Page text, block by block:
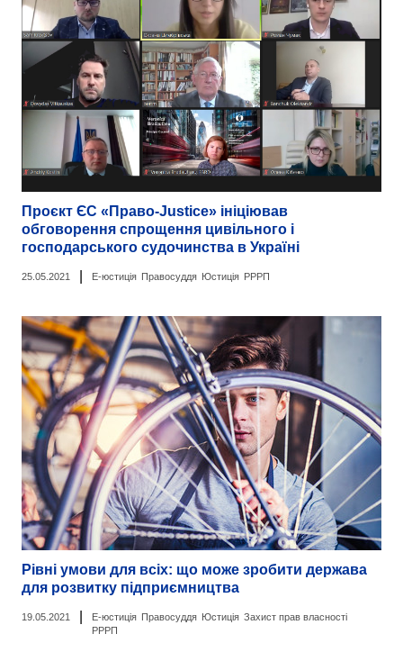
Проєкт ЄС «Право-Justice» ініціював
обговорення спрощення цивільного і
господарського судочинства в Україні
25.05.2021 Е-юстиція Правосуддя Юстиція РРРП
Рівні умови для всіх: що може зробити держава
для розвитку підприємництва
19.05.2021 Е-юстиція Правосуддя Юстиція Захист прав власності
РРРП